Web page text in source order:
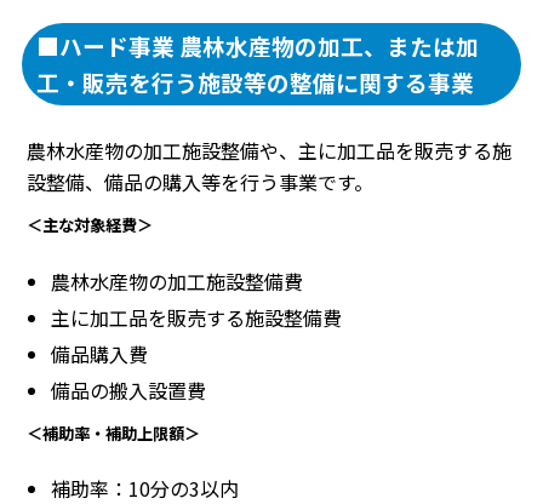
■ハード事業 農林水産物の加工、または加
工・販売を行う施設等の整備に関する事業
農林水産物の加工施設整備や、主に加工品を販売する施
設整備、備品の購入等を行う事業です。
＜主な対象経費＞
農林水産物の加工施設整備費
主に加工品を販売する施設整備費
備品購入費
備品の搬入設置費
＜補助率・補助上限額＞
補助率：10分の3以内